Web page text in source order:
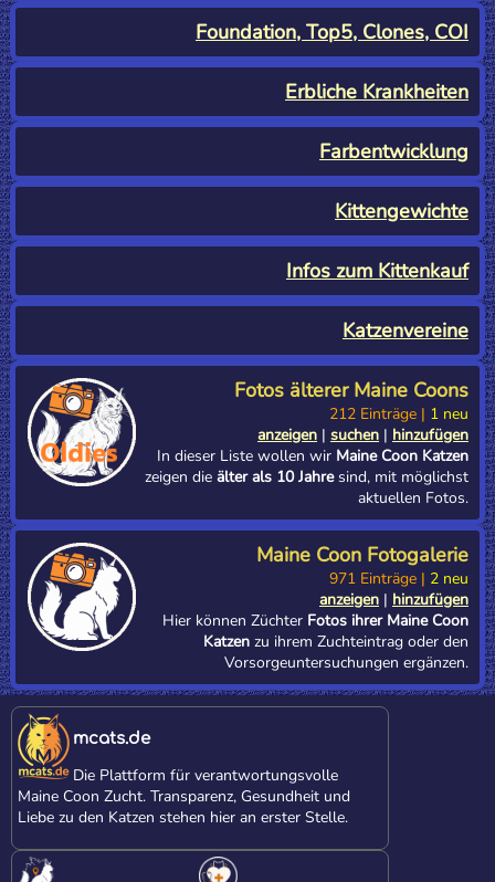
Foundation, Top5, Clones, COI
Erbliche Krankheiten
Farbentwicklung
Kittengewichte
Infos zum Kittenkauf
Katzenvereine
Fotos älterer Maine Coons
212 Einträge | 1 neu
anzeigen | suchen | hinzufügen
In dieser Liste wollen wir Maine Coon Katzen
zeigen die älter als 10 Jahresind, mit möglichst
aktuellen Fotos.
Maine Coon Fotogalerie
971 Einträge | 2 neu
anzeigen | hinzufügen
Hier können Züchter Fotos ihrer Maine Coon
Katzen zu ihrem Zuchteintrag oder den
Vorsorgeuntersuchungen ergänzen.
mcats.de
Die Plattform für verantwortungsvolle
Maine Coon Zucht. Transparenz, Gesundheit und
Liebe zu den Katzen stehen hier an erster Stelle.